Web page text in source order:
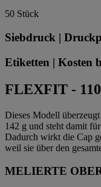
50 Stück
Siebdruck |
Etiketten | Kosten
FLEXFIT -
Dieses Modell
142 g und steht damit
Dadurch wirkt die Cap
weil sie über den
MELIERTE